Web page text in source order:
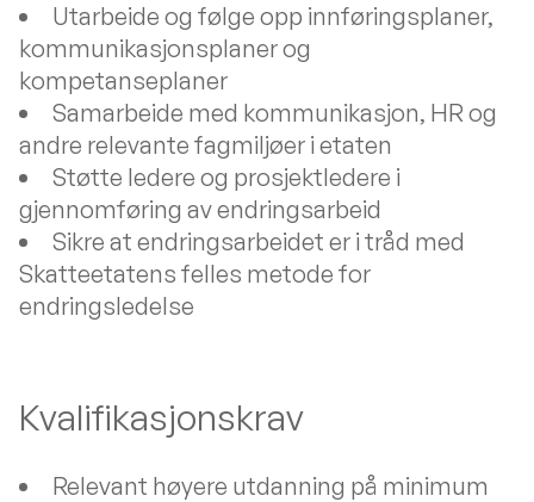
Utarbeide og følge opp innføringsplaner,
kommunikasjonsplaner og
kompetanseplaner
Samarbeide med kommunikasjon, HR og
andre relevante fagmiljøer i etaten
Støtte ledere og prosjektledere i
gjennomføring av endringsarbeid
Sikre at endringsarbeidet er i tråd med
Skatteetatens felles metode for
endringsledelse
Kvalifikasjonskrav
Relevant høyere utdanning på minimum